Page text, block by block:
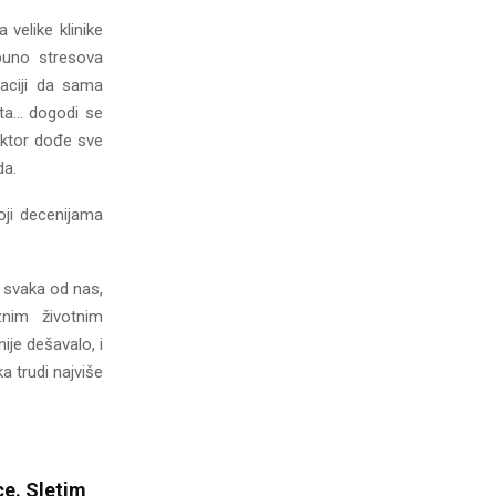
velike klinike
stresova
da sama
dogodi se
dođe sve
decenijama
od nas,
životnim
dešavalo, i
trudi najviše
Sletim